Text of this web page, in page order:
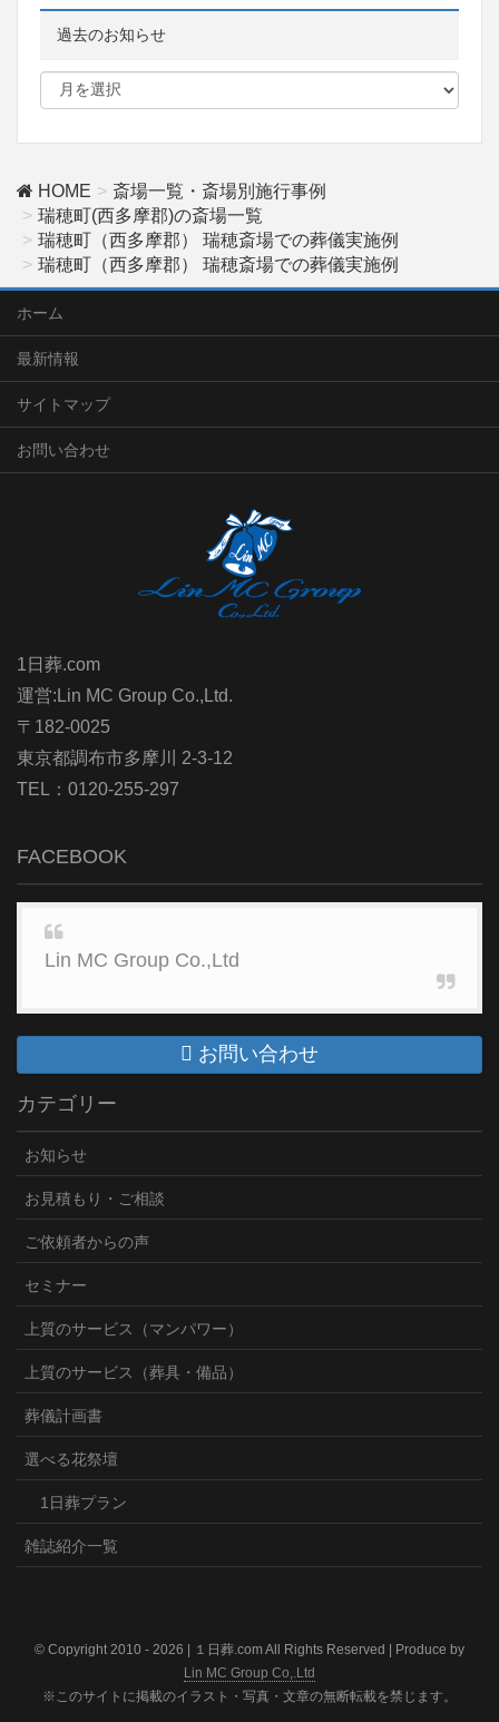
過去のお知らせ
HOME
斎場一覧・斎場別施行事例
瑞穂町(西多摩郡)の斎場一覧
瑞穂町（西多摩郡） 瑞穂斎場での葬儀実施例
瑞穂町（西多摩郡） 瑞穂斎場での葬儀実施例
ホーム
最新情報
サイトマップ
お問い合わせ
1日葬.com
運営:Lin MC Group Co.,Ltd.
〒182-0025
東京都調布市多摩川 2-3-12
TEL：0120-255-297
FACEBOOK
Lin MC Group Co.,Ltd
お問い合わせ
カテゴリー
お知らせ
お見積もり・ご相談
ご依頼者からの声
セミナー
上質のサービス（マンパワー）
上質のサービス（葬具・備品）
葬儀計画書
選べる花祭壇
1日葬プラン
雑誌紹介一覧
© Copyright 2010 - 2026 | １日葬.com All Rights Reserved | Produce by
Lin MC Group Co,.Ltd
※このサイトに掲載のイラスト・写真・文章の無断転載を禁じます。